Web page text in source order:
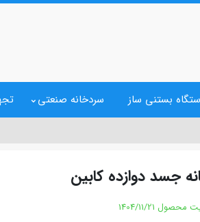
بستنی ساز سردخانه صنعتی
جسد دوازده کابین
محصول 1404/11/21